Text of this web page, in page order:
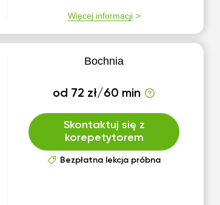
Więcej informacji
Bochnia
od 72 zł/60 min
Skontaktuj się z
korepetytorem
Bezpłatna lekcja próbna